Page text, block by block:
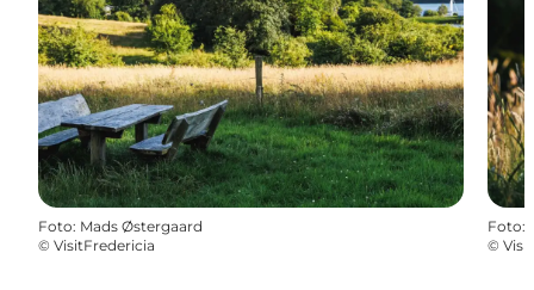
Foto: Mads Østergaard
© VisitFredericia
Foto:
©